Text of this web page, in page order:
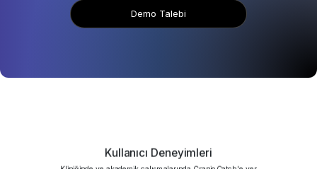
Demo Talebi
Kullanıcı Deneyimleri